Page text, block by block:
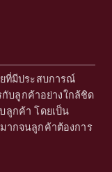
ที่มีประสบการณ์
กับลูกค้าอย่างใกล้ชิด
ลูกค้า โดยเป็น
ากจนลูกค้าต้องการ